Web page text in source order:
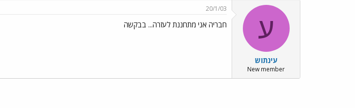
ע
עינתוש
New member
20/1/03
חבריה אני מתחננת לעזרה... בבקשה